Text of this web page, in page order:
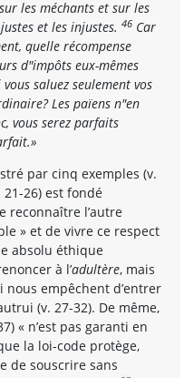
les méchants et sur les
et les injustes. 46 Car
quelle récompense
d"impôts eux-mêmes
vous saluez seulement vos
Les païens n"en
vous serez parfaits
par cinq exemples (v.
21-26) est fondé
reconnaître l’autre
» et de vivre ce respect
absolu éthique
à l’adultère, mais
nous empêchent d’entrer
(v. 27-32). De même,
« n’est pas garanti en
la loi-code protège,
de souscrire sans